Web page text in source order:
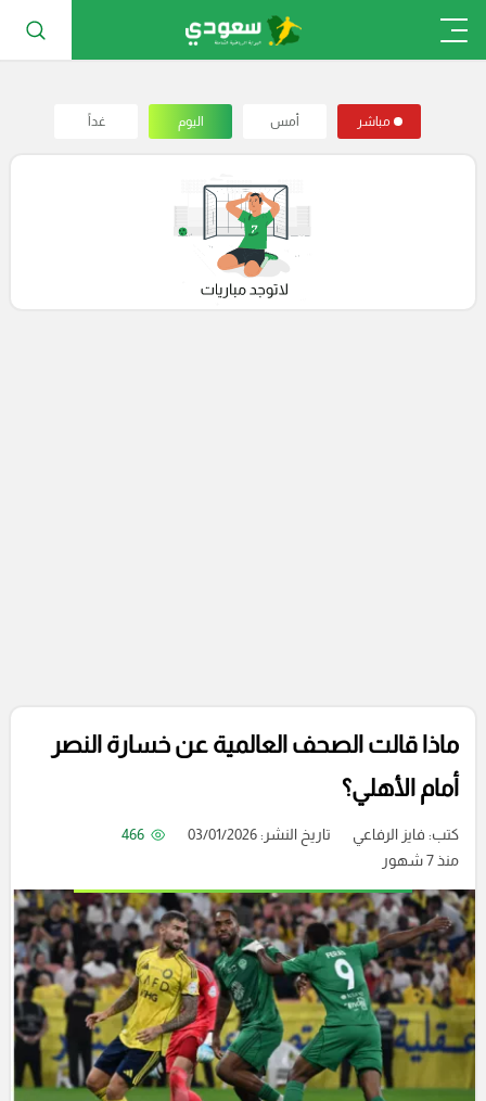
مباشر أمس اليوم غداً
ماذا قالت الصحف العالمية عن خسارة النصر
أمام الأهلي؟
كتب: فايز الرفاعي تاريخ النشر: 03/01/2026
466
منذ 7 شهور